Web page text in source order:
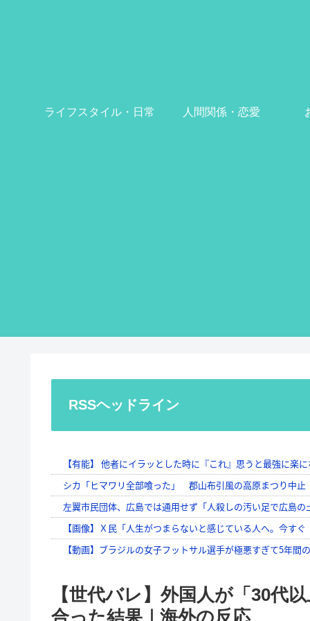
ライフスタイル・日常 人間関係・恋愛
RSSヘッドライン
【世代バレ】外国人が「30代
合った結果｜海外の反応